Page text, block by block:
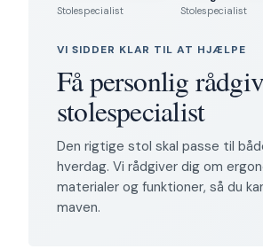
Stolespecialist Stolespecialist
VI SIDDER KLAR TIL AT HJÆLPE
Få personlig
stolespecialist
Den rigtige stol skal passe til
hverdag. Vi rådgiver dig om
materialer og funktioner, så du
maven.